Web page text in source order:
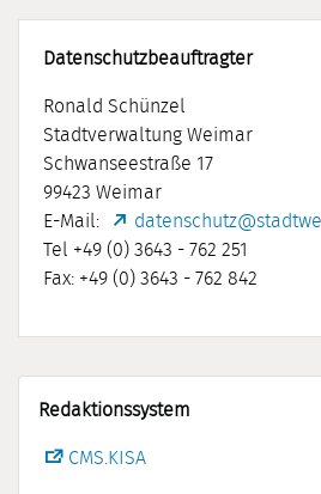
Datenschutzbeauftragter
Ronald Schünzel
Stadtverwaltung Weimar
Schwanseestraße 17
99423 Weimar
E-Mail:
Tel +49 (0) 3643 - 762 251
Fax: +49 (0) 3643 - 762 842
Redaktionssystem
CMS.KISA